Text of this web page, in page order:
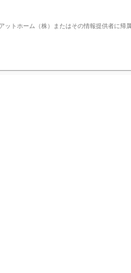
トホーム（株）またはその情報提供者に帰属